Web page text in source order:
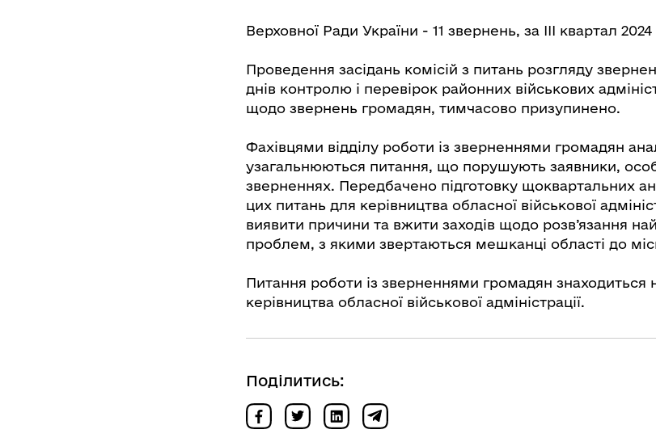
Верховної Ради України - 11 звернень, за ІІІ квартал
Проведення засідань комісій з питань розгляду
днів контролю і перевірок районних військових
щодо звернень громадян, тимчасово призупинено.
Фахівцями відділу роботи із зверненнями громадян
узагальнюються питання, що порушують заявники,
зверненнях. Передбачено підготовку щоквартальних
цих питань для керівництва обласної військової
виявити причини та вжити заходів щодо розв’язання
проблем, з якими звертаються мешканці області до
Питання роботи із зверненнями громадян знаходиться
керівництва обласної військової адміністрації.
Поділитись: